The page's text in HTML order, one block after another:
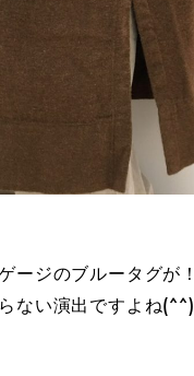
ージのブルータグが！
ない演出ですよね(^^)